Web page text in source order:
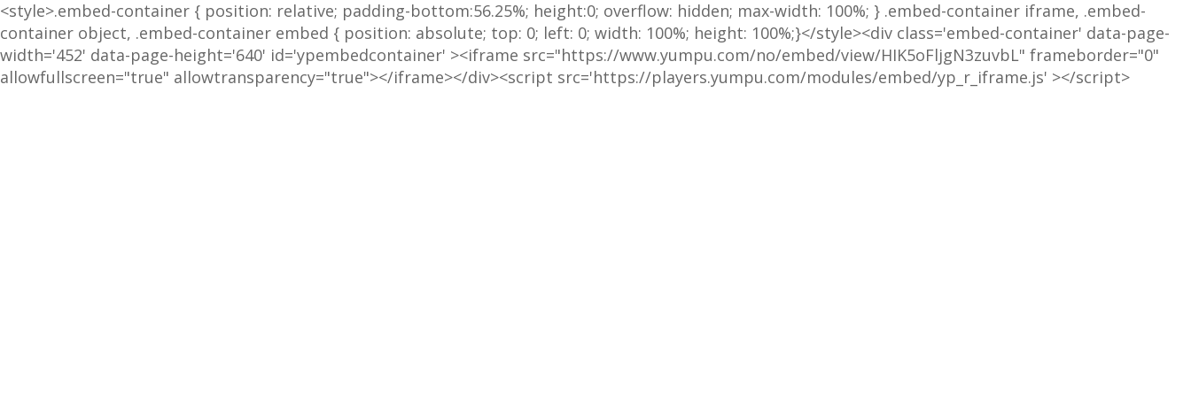
<style>.embed-container { position: relative; padding-bottom:56.25%; height:0; overflow: hidden; max-width: 100%; } .embed-container iframe, .embed-
container object, .embed-container embed { position: absolute; top: 0; left: 0; width: 100%; height: 100%;}</style><div class='embed-container' data-page-
width='452' data-page-height='640' id='ypembedcontainer' ><iframe src="https://www.yumpu.com/no/embed/view/HIK5oFljgN3zuvbL" frameborder="0"
allowfullscreen="true" allowtransparency="true"></iframe></div><script src='https://players.yumpu.com/modules/embed/yp_r_iframe.js' ></script>